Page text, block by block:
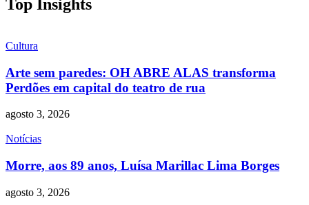
Top Insights
Cultura
Arte sem paredes: OH ABRE ALAS transforma
Perdões em capital do teatro de rua
agosto 3, 2026
Notícias
Morre, aos 89 anos, Luísa Marillac Lima Borges
agosto 3, 2026